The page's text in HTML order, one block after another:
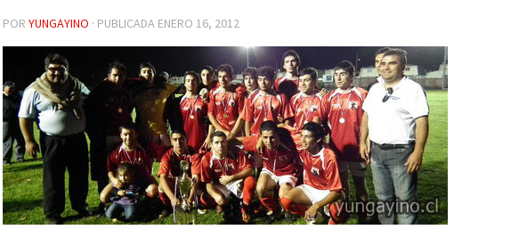
POR YUNGAYINO · PUBLICADA ENERO 16, 2012